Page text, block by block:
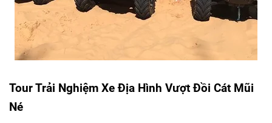
Tour Trải Nghiệm Xe Địa Hình Vượt Đồi Cát Mũi
Né